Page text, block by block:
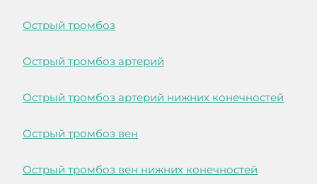
Острый тромбоз
Острый тромбоз артерий
Острый тромбоз артерий нижних конечностей
Острый тромбоз вен
Острый тромбоз вен нижних конечностей